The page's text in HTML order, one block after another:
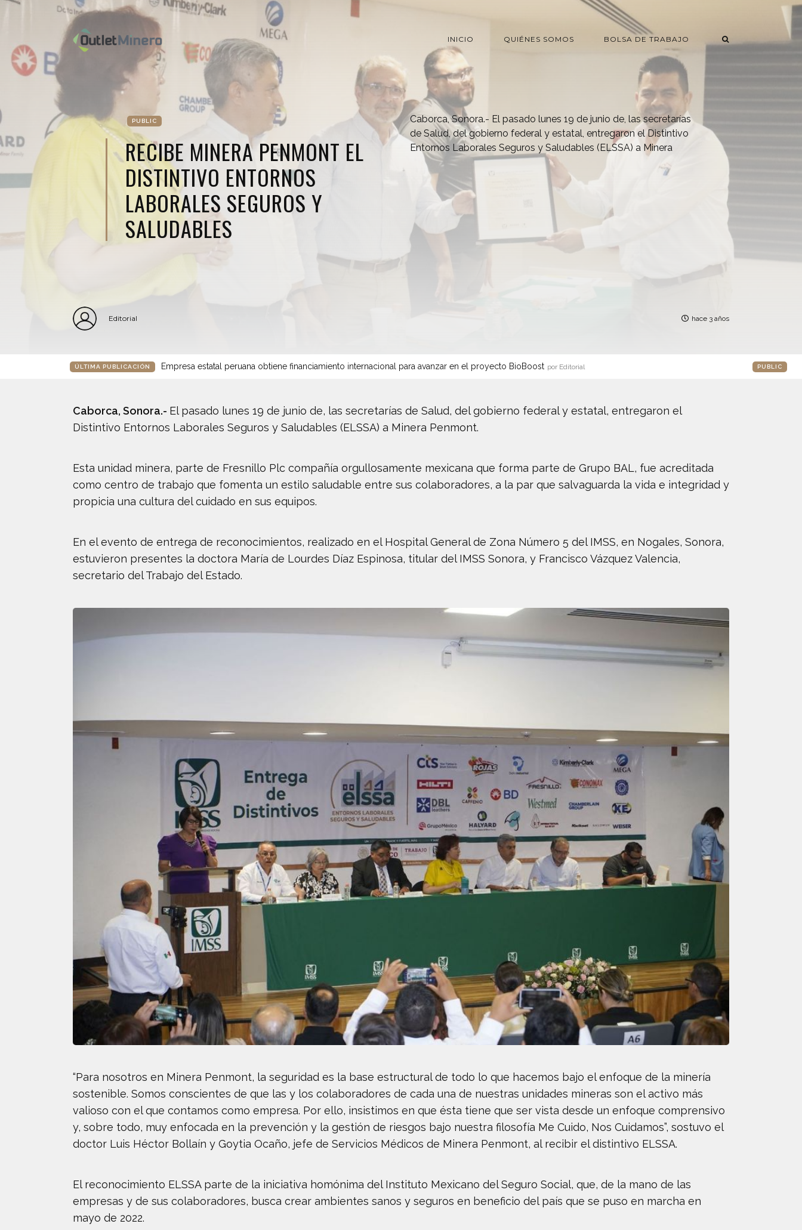
INICIO QUIÉNES SOMOS BOLSA DE TRABAJO
PUBLIC
RECIBE MINERA PENMONT EL
DISTINTIVO ENTORNOS
LABORALES SEGUROS Y
SALUDABLES
Caborca, Sonora.- El pasado lunes 19 de junio de, las secretarías
de Salud, del gobierno federal y estatal, entregaron el Distintivo
Entornos Laborales Seguros y Saludables (ELSSA) a Minera
Editorial hace 3 años
ÚLTIMA PUBLICACIÓN Empresa estatal peruana obtiene financiamiento internacional para avanzar en el proyecto BioBoost por Editorial PUBLIC
Caborca, Sonora.- El pasado lunes 19 de junio de, las secretarías de Salud, del gobierno federal y estatal, entregaron el
Distintivo Entornos Laborales Seguros y Saludables (ELSSA) a Minera Penmont.
Esta unidad minera, parte de Fresnillo Plc compañía orgullosamente mexicana que forma parte de Grupo BAL, fue acreditada
como centro de trabajo que fomenta un estilo saludable entre sus colaboradores, a la par que salvaguarda la vida e integridad y
propicia una cultura del cuidado en sus equipos.
En el evento de entrega de reconocimientos, realizado en el Hospital General de Zona Número 5 del IMSS, en Nogales, Sonora,
estuvieron presentes la doctora María de Lourdes Díaz Espinosa, titular del IMSS Sonora, y Francisco Vázquez Valencia,
secretario del Trabajo del Estado.
“Para nosotros en Minera Penmont, la seguridad es la base estructural de todo lo que hacemos bajo el enfoque de la minería
sostenible. Somos conscientes de que las y los colaboradores de cada una de nuestras unidades mineras son el activo más
valioso con el que contamos como empresa. Por ello, insistimos en que ésta tiene que ser vista desde un enfoque comprensivo
y, sobre todo, muy enfocada en la prevención y la gestión de riesgos bajo nuestra filosofía Me Cuido, Nos Cuidamos”, sostuvo el
doctor Luis Héctor Bollaín y Goytia Ocaño, jefe de Servicios Médicos de Minera Penmont, al recibir el distintivo ELSSA.
El reconocimiento ELSSA parte de la iniciativa homónima del Instituto Mexicano del Seguro Social, que, de la mano de las
empresas y de sus colaboradores, busca crear ambientes sanos y seguros en beneficio del país que se puso en marcha en
mayo de 2022.